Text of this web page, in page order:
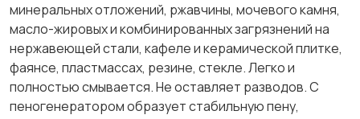
минеральных отложений, ржавчины, мочевого камня,
масло-жировых и комбинированных загрязнений на
нержавеющей стали, кафеле и керамической плитке,
фаянсе, пластмассах, резине, стекле. Легко и
полностью смывается. Не оставляет разводов. С
пеногенератором образует стабильную пену,